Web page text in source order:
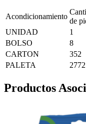
Acondicionamiento
de
UNIDAD
1
BOLSO
8
CARTON
352
PALETA
2772
Productos